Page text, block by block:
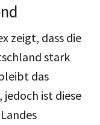
zeigt, dass die
stark
das
ist diese